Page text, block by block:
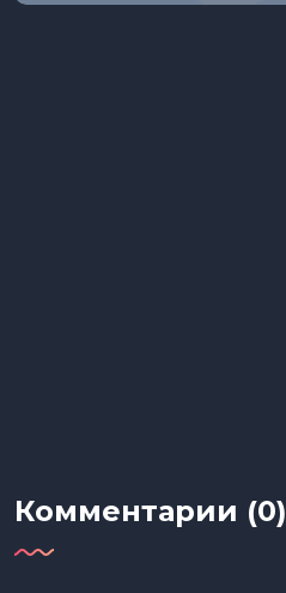
Комментарии (0)